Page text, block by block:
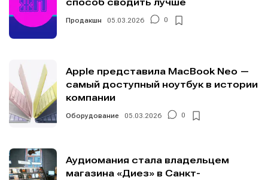
способ сводить лучше
Продакшн 05.03.2026 0
Apple представила MacBook Neo —
самый доступный ноутбук в истории
компании
Оборудование 05.03.2026 0
Аудиомания стала владельцем
магазина «Диез» в Санкт-